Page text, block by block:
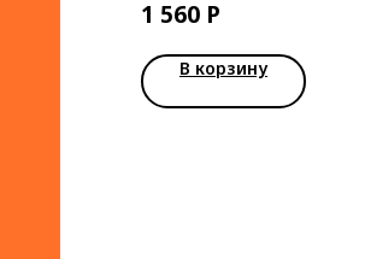
1 560 Р
В корзину